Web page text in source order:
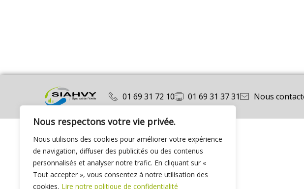
Nous respectons votre vie privée.
Nous utilisons des cookies pour améliorer votre expérience
de navigation, diffuser des publicités ou des contenus
personnalisés et analyser notre trafic. En cliquant sur «
Tout accepter », vous consentez à notre utilisation des
cookies. Lire notre politique de confidentialité
01 69 31 72 10 01 69 31 37 31 Nous